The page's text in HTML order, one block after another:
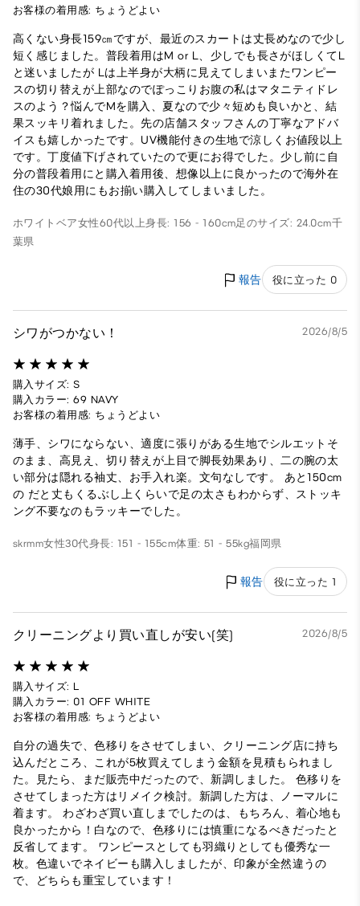
お客様の着用感: ちょうどよい
高くない身長159㎝ですが、最近のスカートは丈長めなので少し
短く感じました。普段着用はM or L、少しでも長さがほしくてL
と迷いましたが Lは上半身が大柄に見えてしまいまたワンピー
スの切り替えが上部なのでぽっこりお腹の私はマタニティドレ
スのよう？悩んでMを購入、夏なので少々短めも良いかと、結
果スッキリ着れました。先の店舗スタッフさんの丁寧なアドバ
イスも嬉しかったです。UV機能付きの生地で涼しくお値段以上
です。丁度値下げされていたので更にお得でした。少し前に自
分の普段着用にと購入着用後、想像以上に良かったので海外在
住の30代娘用にもお揃い購入してしまいました。
ホワイトベア女性60代以上身長: 156 - 160cm足のサイズ: 24.0cm千
葉県
報告 役に立った 0
シワがつかない！ 2026/8/5
購入サイズ: S
購入カラー: 69 NAVY
お客様の着用感: ちょうどよい
薄手、シワにならない、適度に張りがある生地でシルエットそ
のまま、高見え、切り替えが上目で脚長効果あり、二の腕の太
い部分は隠れる袖丈、お手入れ楽。文句なしです。 あと150cm
の だと丈もくるぶし上くらいで足の太さもわからず、ストッキ
ング不要なのもラッキーでした。
skrmm女性30代身長: 151 - 155cm体重: 51 - 55kg福岡県
報告 役に立った 1
クリーニングより買い直しが安い(笑) 2026/8/5
購入サイズ: L
購入カラー: 01 OFF WHITE
お客様の着用感: ちょうどよい
自分の過失で、色移りをさせてしまい、クリーニング店に持ち
込んだところ、これが5枚買えてしまう金額を見積もられまし
た。見たら、まだ販売中だったので、新調しました。 色移りを
させてしまった方はリメイク検討。新調した方は、ノーマルに
着ます。 わざわざ買い直しまでしたのは、もちろん、着心地も
良かったから！白なので、色移りには慎重になるべきだったと
反省してます。 ワンピースとしても羽織りとしても優秀な一
枚。色違いでネイビーも購入しましたが、印象が全然違うの
で、どちらも重宝しています！